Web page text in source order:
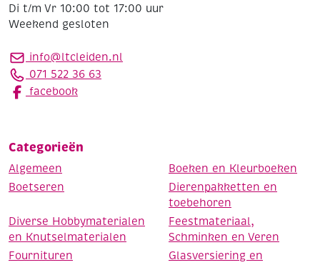
Di t/m Vr 10:00 tot 17:00 uur
Weekend gesloten
info@ltcleiden.nl
071 522 36 63
facebook
Categorieën
Algemeen
Boeken en Kleurboeken
Boetseren
Dierenpakketten en
toebehoren
Diverse Hobbymaterialen
en Knutselmaterialen
Feestmateriaal,
Schminken en Veren
Fournituren
Glasversiering en